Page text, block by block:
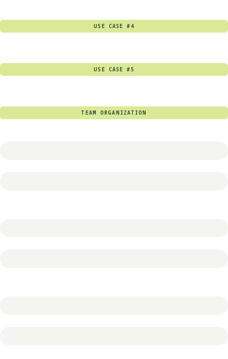
USE CASE #4
USE CASE #5
TEAM ORGANIZATION